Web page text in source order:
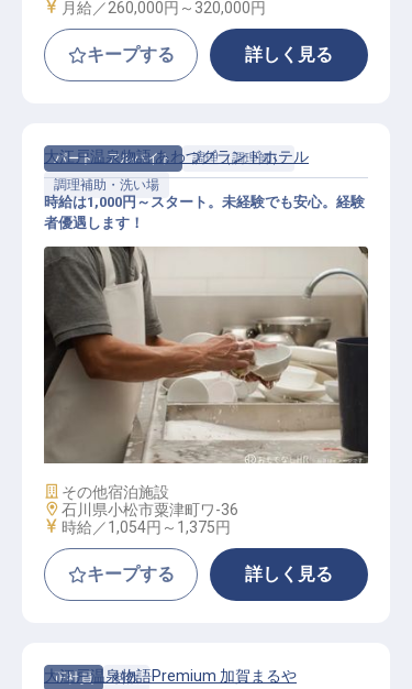
給与
月給／260,000円～ 320,000円
キープする 詳しく見る
パート・アルバイト
調理（調理師）
調理補助・洗い場
キッチンスタッフ（補助）
大江戸温泉物語 あわづグランドホテル
時給は1,000円～スタート。未経験でも安心。経験
者優遇します！
施設業態
その他宿泊施設
勤務地
石川県小松市粟津町ワ-36
給与
時給／1,054円～ 1,375円
キープする 詳しく見る
正社員
料飲
大江戸温泉物語Premium 加賀まるや